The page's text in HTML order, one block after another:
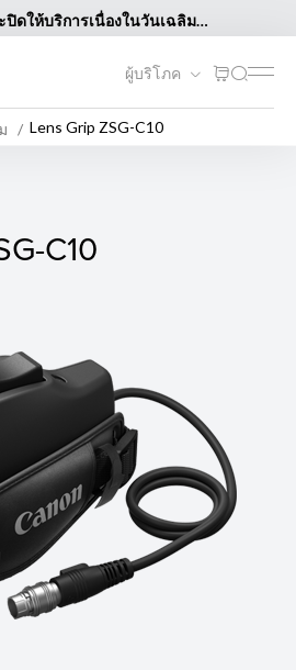
ดให้บริการเนื่องในวันเฉลิม
วงและวันแม่แห่งชาติ ในวันที่ 12
ผู้บริโภค
Lens Grip ZSG-C10
C10
C10